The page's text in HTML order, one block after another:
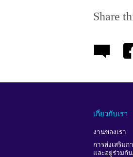
Share
เกี่ยวกับเรา
งานของเรา
การส่งเสริม
และอยู่ร่วมกั